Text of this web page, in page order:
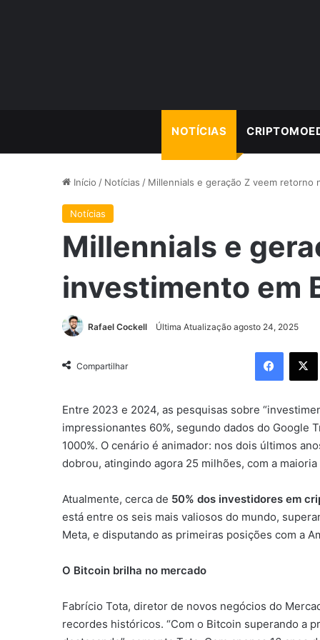
NOTÍCIAS
Início / Notícias / Millennials e geração Z veem retorno
Notícias
Millennials e
investimento em
Rafael Cockell Última Atualização agosto 24, 2025
Compartilhar
Entre 2023 e 2024, as pesquisas sobre
impressionantes 60%, segundo dados do Google
1000%. O cenário é animador: nos dois últimos
dobrou, atingindo agora 25 milhões, com a
Atualmente, cerca de 50% dos investidores em
está entre os seis mais valiosos do mundo,
Meta, e disputando as primeiras posições com a
O Bitcoin brilha no mercado
Fabrício Tota, diretor de novos negócios do
recordes históricos. “Com o Bitcoin superando a